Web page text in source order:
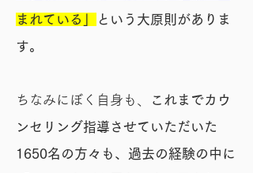
まれている」
という大原則がありま
す。
ちなみにぼく自身も、
これまでカウ
ンセリング指導させていただいた
1650名の方々も、過去の経験の中に